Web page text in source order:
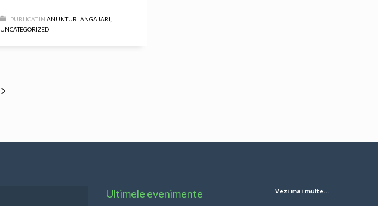
PUBLICAT IN ANUNTURI ANGAJARI
UNCATEGORIZED
Ultimele evenimente Vezi mai multe...